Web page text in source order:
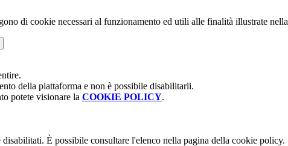
di cookie necessari al funzionamento ed utili alle finalità illustrate nella
della piattaforma e non è possibile disabilitarli.
potete visionare la COOKIE POLICY.
È possibile consultare l'elenco nella pagina della cookie policy.